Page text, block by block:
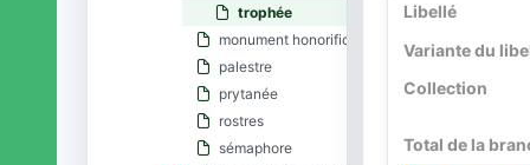
trophée
monument honorifique
palestre
prytanée
rostres
sémaphore
Libellé
Variante du
Collection
Total de la